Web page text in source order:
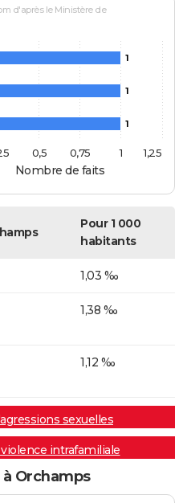
Nombre de faits
d'après le Ministère de
1
1
1
1
0,5 0,75 1,25
Pour 1 000
habitants
1,03 ‰
1,38 ‰
1,12 ‰
sexuelles
intrafamiliale
Orchamps